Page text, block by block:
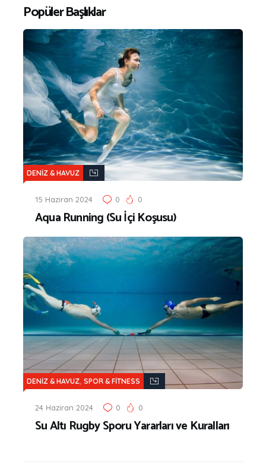
Popüler Başlıklar
DENİZ & HAVUZ
15 Haziran 2024 0 0
Aqua Running (Su İçi Koşusu)
DENİZ & HAVUZ, SPOR & FİTNESS
24 Haziran 2024 0 0
Su Altı Rugby Sporu Yararları ve Kuralları